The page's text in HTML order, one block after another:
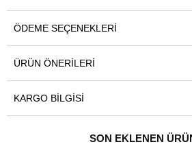
ÖDEME SEÇENEKLERI
ÜRÜN ÖNERILERI
KARGO BILGISI
SON EKLENEN